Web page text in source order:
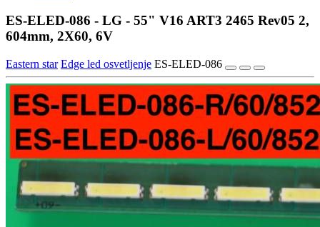
ES-ELED-086 - LG - 55" V16 ART3 2465 Rev05 2,
604mm, 2X60, 6V
Eastern star Edge led osvetljenje ES-ELED-086